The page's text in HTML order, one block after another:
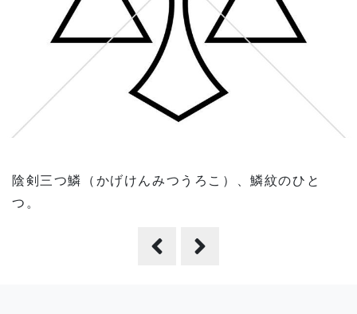
陰剣三つ鱗（かげけんみつうろこ）、鱗紋のひと
つ。